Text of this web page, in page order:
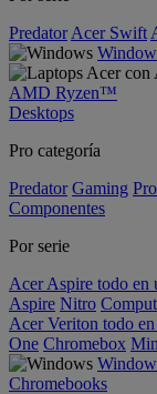
Predator Acer Swift
AMD Ryzen™
Desktops
Pro categoría
Predator Gaming
Componentes
Por serie
Acer Aspire todo en
Aspire Nitro
Acer Veriton todo
One Chromebox
Chromebooks